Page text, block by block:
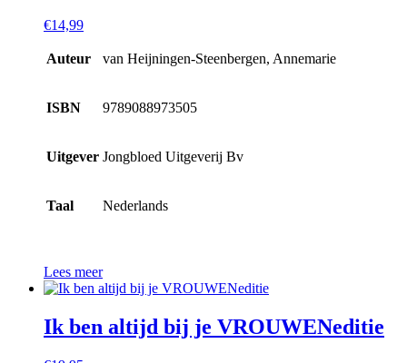
€14,99
Auteur van Heijningen-Steenbergen, Annemarie
ISBN 9789088973505
Uitgever Jongbloed Uitgeverij Bv
Taal Nederlands
Lees meer
Ik ben altijd bij je VROUWENeditie